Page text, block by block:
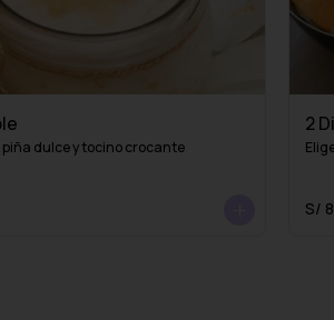
piña dulce y tocino crocante
2
S/